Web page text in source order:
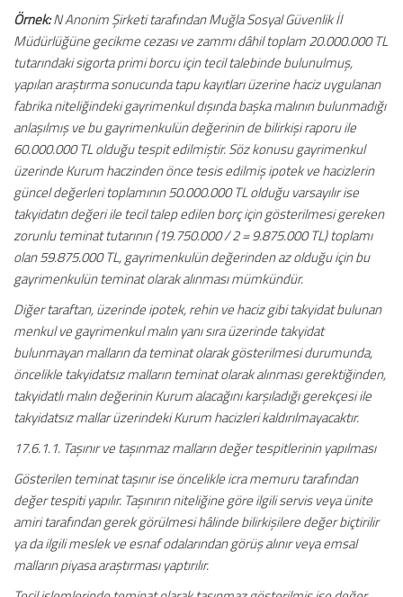
Örnek:N Anonim Şirketi tarafından Muğla Sosyal Güvenlik İl
Müdürlüğüne gecikme cezası ve zammı dâhil toplam 20.000.000 TL
tutarındaki sigorta primi borcu için tecil talebinde bulunulmuş,
yapılan araştırma sonucunda tapu kayıtları üzerine haciz uygulanan
fabrika niteliğindeki gayrimenkul dışında başka malının bulunmadığı
anlaşılmış ve bu gayrimenkulün değerinin de bilirkişi raporu ile
60.000.000 TL olduğu tespit edilmiştir. Söz konusu gayrimenkul
üzerinde Kurum haczinden önce tesis edilmiş ipotek ve hacizlerin
güncel değerleri toplamının 50.000.000 TL olduğu varsayılır ise
takyidatın değeri ile tecil talep edilen borç için gösterilmesi gereken
zorunlu teminat tutarının (19.750.000 / 2 = 9.875.000 TL) toplamı
olan 59.875.000 TL, gayrimenkulün değerinden az olduğu için bu
gayrimenkulün teminat olarak alınması mümkündür.
Diğer taraftan, üzerinde ipotek, rehin ve haciz gibi takyidat bulunan
menkul ve gayrimenkul malın yanı sıra üzerinde takyidat
bulunmayan malların da teminat olarak gösterilmesi durumunda,
öncelikle takyidatsız malların teminat olarak alınması gerektiğinden,
takyidatlı malın değerinin Kurum alacağını karşıladığı gerekçesi ile
takyidatsız mallar üzerindeki Kurum hacizleri kaldırılmayacaktır.
17.6.1.1. Taşınır ve taşınmaz malların değer tespitlerinin yapılması
Gösterilen teminat taşınır ise öncelikle icra memuru tarafından
değer tespiti yapılır. Taşınırın niteliğine göre ilgili servis veya ünite
amiri tarafından gerek görülmesi hâlinde bilirkişilere değer biçtirilir
ya da ilgili meslek ve esnaf odalarından görüş alınır veya emsal
malların piyasa araştırması yaptırılır.